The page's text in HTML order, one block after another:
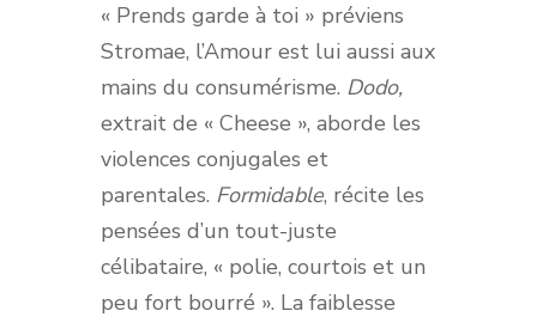
« Prends garde à toi » préviens
Stromae, l’Amour est lui aussi aux
mains du consumérisme. Dodo,
extrait de « Cheese », aborde les
violences conjugales et
parentales. Formidable, récite les
pensées d’un tout-juste
célibataire, « polie, courtois et un
peu fort bourré ». La faiblesse